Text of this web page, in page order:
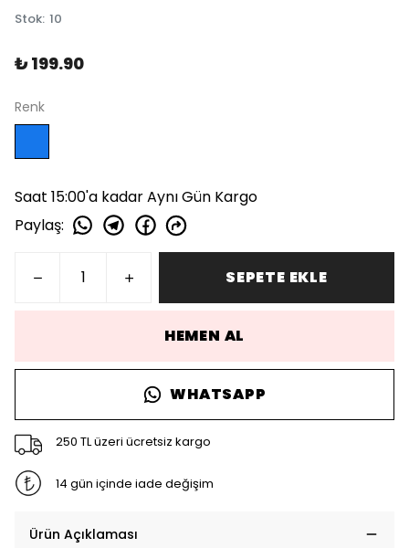
Stok: 10
₺ 199.90
Renk
Saat 15:00'a kadar Aynı Gün Kargo
Paylaş:
SEPETE EKLE
HEMEN AL
WHATSAPP
250 TL üzeri ücretsiz kargo
14 gün içinde iade değişim
Ürün Açıklaması